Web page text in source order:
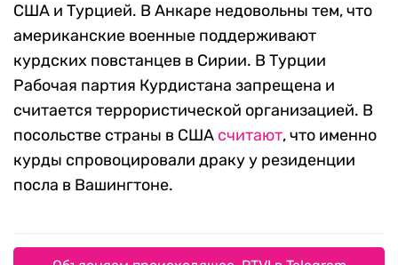
США и Турцией. В Анкаре недовольны тем, что
американские военные поддерживают
курдских повстанцев в Сирии. В Турции
Рабочая партия Курдистана запрещена и
считается террористической организацией. В
посольстве страны в США считают, что именно
курды спровоцировали драку у резиденции
посла в Вашингтоне.